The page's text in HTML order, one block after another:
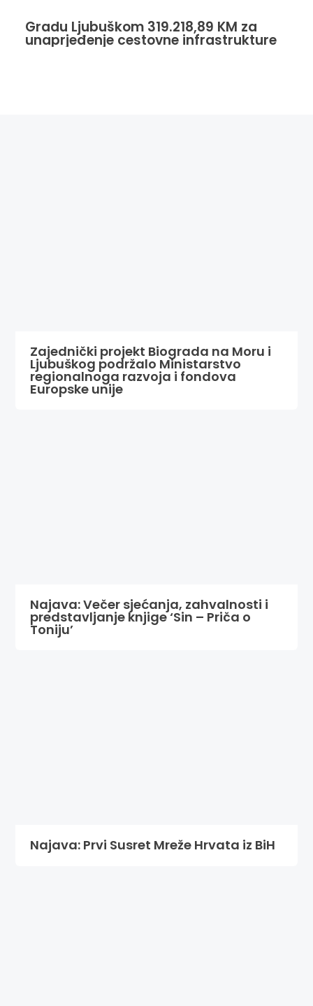
Gradu Ljubuškom 319.218,89 KM za
unaprjeđenje cestovne infrastrukture
Zajednički projekt Biograda na Moru i
Ljubuškog podržalo Ministarstvo
regionalnoga razvoja i fondova
Europske unije
Najava: Večer sjećanja, zahvalnosti i
predstavljanje knjige ‘Sin – Priča o
Toniju’
Najava: Prvi Susret Mreže Hrvata iz BiH